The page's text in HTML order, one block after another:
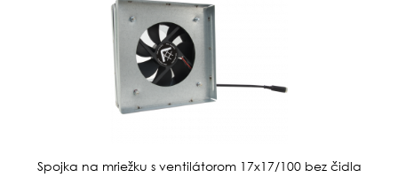
Spojka na mriežku s ventilátorom 17x17/100 bez čidla